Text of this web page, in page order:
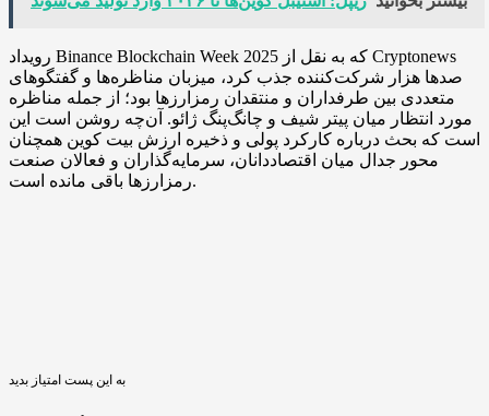
رویداد Binance Blockchain Week 2025 که به نقل از Cryptonews
صدها هزار شرکت‌کننده جذب کرد، میزبان مناظره‌ها و گفتگوهای
متعددی بین طرفداران و منتقدان رمزارزها بود؛ از جمله مناظره
مورد انتظار میان پیتر شیف و چانگ‌پنگ ژائو. آن‌چه روشن است این
است که بحث درباره کارکرد پولی و ذخیره ارزش بیت کوین همچنان
محور جدال میان اقتصاددانان، سرمایه‌گذاران و فعالان صنعت
رمزارزها باقی مانده است.
به این پست امتیاز بدید